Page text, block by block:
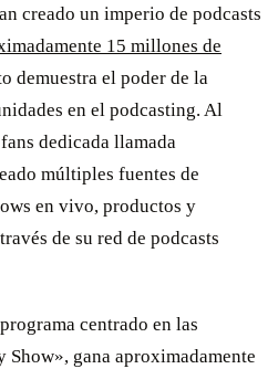
creado un imperio de podcasts
15 millones de
demuestra el poder de la
en el podcasting. Al
dedicada llamada
múltiples fuentes de
en vivo, productos y
de su red de podcasts
centrado en las
Show», gana aproximadamente